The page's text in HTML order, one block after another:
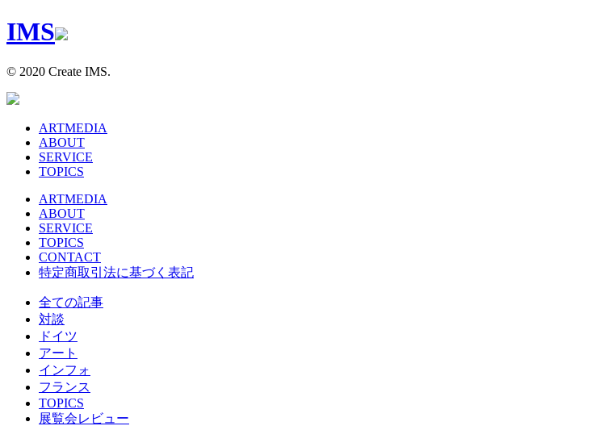
IMS
© 2020 Create IMS.
ARTMEDIA
ABOUT
SERVICE
TOPICS
ARTMEDIA
ABOUT
SERVICE
TOPICS
CONTACT
特定商取引法に基づく表記
全ての記事
対談
ドイツ
アート
インフォ
フランス
TOPICS
展覧会レビュー